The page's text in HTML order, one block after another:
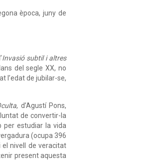
època, juny de
Invasió subtil i altres
del segle XX, no
l’edat de jubilar-se,
, d’Agustí Pons,
de convertir-la
per estudiar la vida
(ocupa 396
nivell de veracitat
present aquesta